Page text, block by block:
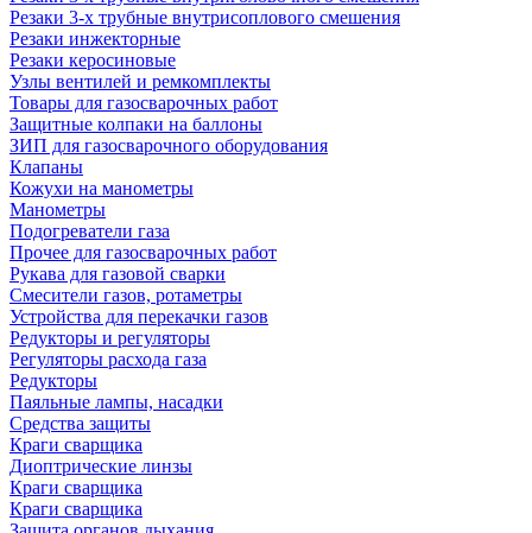
Резаки 3-х трубные внутрисоплового смешения
Резаки инжекторные
Резаки керосиновые
Узлы вентилей и ремкомплекты
Товары для газосварочных работ
Защитные колпаки на баллоны
ЗИП для газосварочного оборудования
Клапаны
Кожухи на манометры
Манометры
Подогреватели газа
Прочее для газосварочных работ
Рукава для газовой сварки
Смесители газов, ротаметры
Устройства для перекачки газов
Редукторы и регуляторы
Регуляторы расхода газа
Редукторы
Паяльные лампы, насадки
Средства защиты
Краги сварщика
Диоптрические линзы
Краги сварщика
Краги сварщика